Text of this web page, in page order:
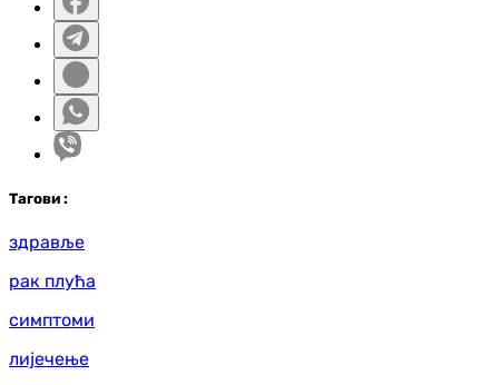
Тагови :
здравље
рак плућа
симптоми
лијечење